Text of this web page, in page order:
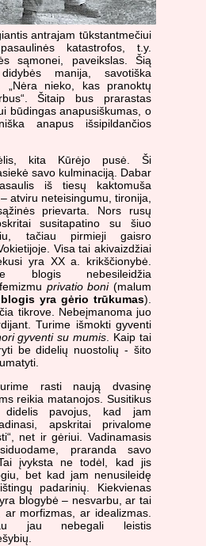
antrajam tūkstantmečiui
katastrofos, t.y.
sąmonei, paveikslas. Šią
manija, savotiška
„Nėra nieko, kas pranoktų
Šitaip bus prarastas
būdingas anapusiškumas, o
anapus išsipildančios
kita Kūrėjo pusė. Ši
savo kulminaciją. Dabar
iš tiesų kaktomuša
atviru neteisingumu, tironija,
prievarta. Nors rusų
susitapatino su šiuo
tačiau pirmieji gaisro
Visa tai akivaizdžiai
yra XX a. krikščionybė.
blogis nebesileidžia
privatio boni(malum
blogis yra gėrio trūkumas).
tikrove. Nebeįmanoma juo
Turime išmokti gyventi
gyventi su mumis. Kaip tai
be didelių nuostolių - šito
rasti naują dvasinę
reikia matanojos. Susitikus
pavojus, kad jam
apskritai privalome
net ir gėriui. Vadinamasis
praranda savo
įvyksta ne todėl, kad jis
bet kad jam nenusileidę
padarinių. Kiekvienas
blogybė – nesvarbu, ar tai
ar morfizmas, ar idealizmas.
jau nebegali leistis